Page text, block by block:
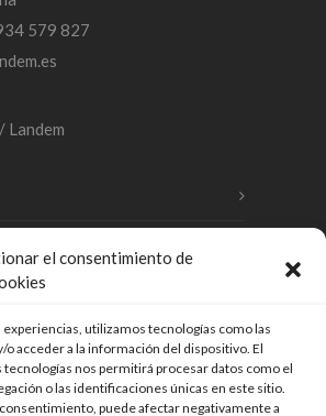
el consentimiento de
utilizamos tecnologías como las
o acceder a la información del dispositivo. El
nos permitirá procesar datos como el
o las identificaciones únicas en este sitio.
puede afectar negativamente a
579 827
Landem